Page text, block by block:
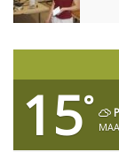
15°